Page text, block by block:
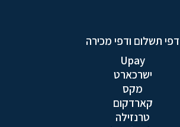
דפי תשלום ודפי מכירה
Upay
ישרכארט
מקס
קארדקום
טרנזילה